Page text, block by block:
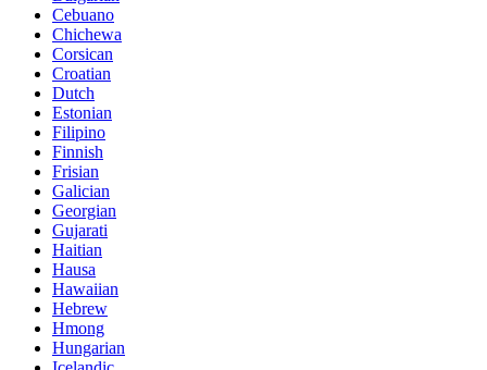
Cebuano
Chichewa
Corsican
Croatian
Dutch
Estonian
Filipino
Finnish
Frisian
Galician
Georgian
Gujarati
Haitian
Hausa
Hawaiian
Hebrew
Hmong
Hungarian